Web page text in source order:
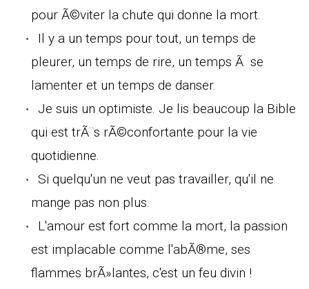
pour Ã©viter la chute qui donne la mort.
Il y a un temps pour tout, un temps de
pleurer, un temps de rire, un temps Ã se
lamenter et un temps de danser.
Je suis un optimiste. Je lis beaucoup la Bible
qui est trÃ¨s rÃ©confortante pour la vie
quotidienne.
Si quelqu'un ne veut pas travailler, qu'il ne
mange pas non plus.
L'amour est fort comme la mort, la passion
est implacable comme l'abÃ®me, ses
flammes brÃ»lantes, c'est un feu divin !